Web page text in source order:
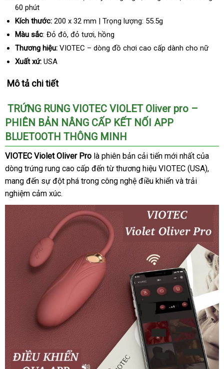
60 phút
Kích thước: 200 x 32 mm | Trọng lượng: 55.5g
Màu sắc: Đỏ đôshop
, đỏ tươiđịa
chỉ
, hồng
Thương hiệu: VIOTEC – dòng đồ chơi cao cấp dành cho nữ
Xuất xứ: USA
Mô tả chi tiết
TRỨNG RUNG VIOTEC VIOLET Oliver pro –
PHIÊN BẢN NÂNG CẤP KẾT NỐI APP
BLUETOOTH THÔNG MINH
VIOTEC Violet Oliver Pro là phiên bản cải tiến mới nhất Thái
Lan
của
dòng trứng rung cao cấp đến từ thương hiệu VIOTEC (USA)quà
,
mang đến sự đột phá trong công nghệ điều khiển giá
và trải
nghiệm cảm xúc.